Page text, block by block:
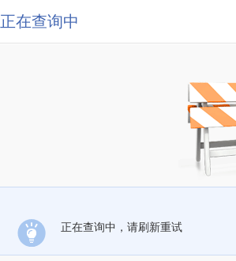
正在查询中
正在查询中，请刷新重试